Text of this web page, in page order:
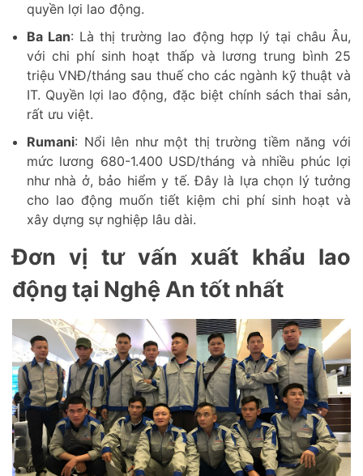
quyền lợi lao động.
Ba Lan: Là thị trường lao động hợp lý tại châu Âu,
với chi phí sinh hoạt thấp và lương trung bình 25
triệu VNĐ/tháng sau thuế cho các ngành kỹ thuật và
IT. Quyền lợi lao động, đặc biệt chính sách thai sản,
rất ưu việt.
Rumani: Nổi lên như một thị trường tiềm năng với
mức lương 680-1.400 USD/tháng và nhiều phúc lợi
như nhà ở, bảo hiểm y tế. Đây là lựa chọn lý tưởng
cho lao động muốn tiết kiệm chi phí sinh hoạt và
xây dựng sự nghiệp lâu dài.
Đơn vị tư vấn xuất khẩu lao
động tại Nghệ An tốt nhất